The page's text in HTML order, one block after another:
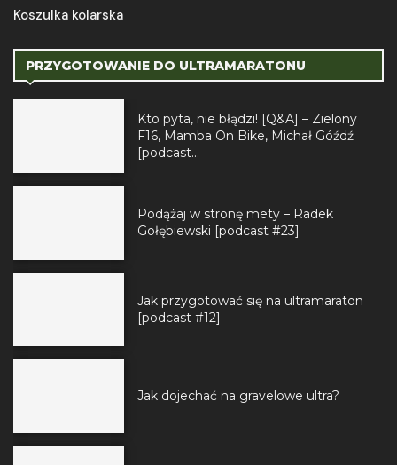
Koszulka kolarska
PRZYGOTOWANIE DO ULTRAMARATONU
Kto pyta, nie błądzi! [Q&A] – Zielony
F16, Mamba On Bike, Michał Góźdź
[podcast...
Podążaj w stronę mety – Radek
Gołębiewski [podcast #23]
Jak przygotować się na ultramaraton
[podcast #12]
Jak dojechać na gravelowe ultra?